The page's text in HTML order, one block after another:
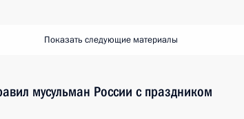
Показать следующие материалы
мусульман России с праздником